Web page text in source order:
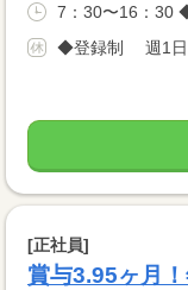
7：30〜16：30
◆登録制 週1日
[正社員]
賞与3.95ヶ月